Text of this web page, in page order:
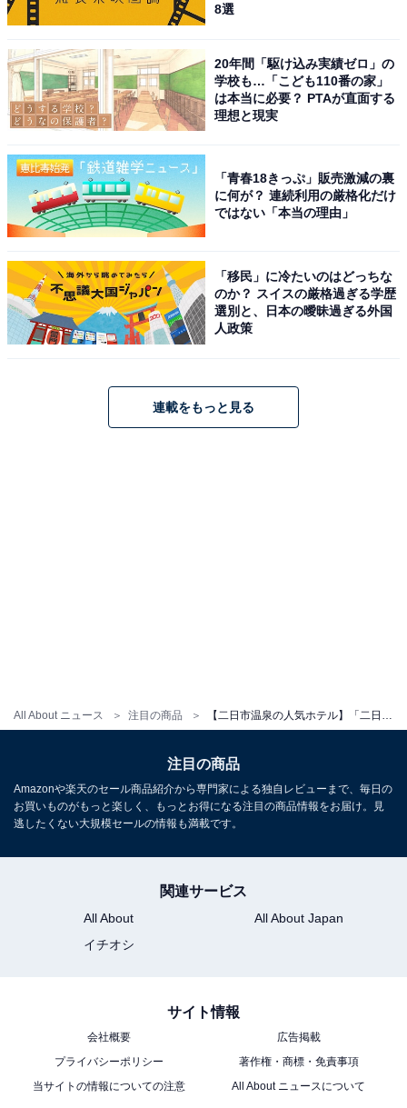
All About ニュース 注目の商品
アクセス・料金・宿泊情報は？
アクセス
交通手段：JR二日市駅より徒歩約10分／筑紫野ICより車
※掲載されている情報は記事公開時のものです。あらか
また、記事中の宿泊プランを予約すると、売上の一部が
オールアバウトに還元されることがあります。
【由布院温泉の人気ホテル】「御宿 ゆふいん
亭」は古き良き日本の原風景と源泉かけ流しの
8選
20年間「駆け込み実績ゼロ」の
学校も…「こども110番の家」
は本当に必要？ PTAが直面する
理想と現実
「青春18きっぷ」販売激減の裏
に何が？ 連続利用の厳格化だけ
ではない「本当の理由」
「移民」に冷たいのはどっちな
のか？ スイスの厳格過ぎる学歴
選別と、日本の曖昧過ぎる外国
人政策
連載をもっと見る
注目の商品
Amazonや楽天のセール商品紹介から専門家による独自レビューまで、毎日の
お買いものがもっと楽しく、もっとお得になる注目の商品情報をお届け。見
逃したくない大規模セールの情報も満載です。
関連サービス
All About
All About Japan
イチオシ
サイト情報
会社概要
広告掲載
プライバシーポリシー
著作権・商標・免責事項
当サイトの情報についての注意
All About ニュースについて